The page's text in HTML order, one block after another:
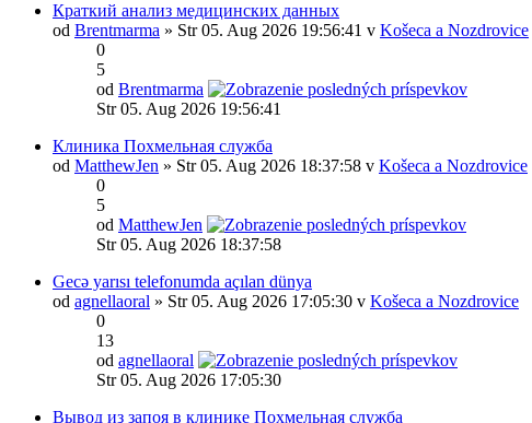
Краткий анализ медицинских данных
od Brentmarma » Str 05. Aug 2026 19:56:41 v Košeca a Nozdrovice
0
5
od Brentmarma
Str 05. Aug 2026 19:56:41
Клиника Похмельная служба
od MatthewJen » Str 05. Aug 2026 18:37:58 v Košeca a Nozdrovice
0
5
od MatthewJen
Str 05. Aug 2026 18:37:58
Gecə yarısı telefonumda açılan dünya
od agnellaoral » Str 05. Aug 2026 17:05:30 v Košeca a Nozdrovice
0
13
od agnellaoral
Str 05. Aug 2026 17:05:30
Вывод из запоя в клинике Похмельная служба